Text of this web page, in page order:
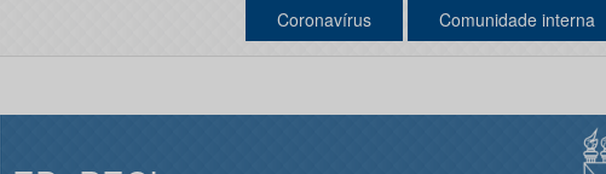
Coronavírus Comunidade interna